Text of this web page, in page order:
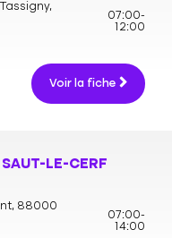
07:00-
12:00
Voir la fiche
LE-CERF
88000
07:00-
14:00